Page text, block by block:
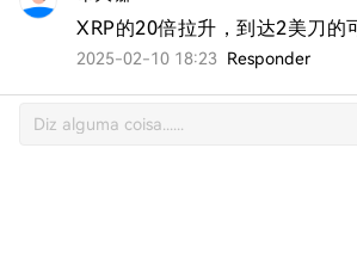
XRP的20倍拉升，到达2美刀的
2025-02-10 18:23 Responder